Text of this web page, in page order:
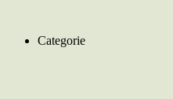
Categorie